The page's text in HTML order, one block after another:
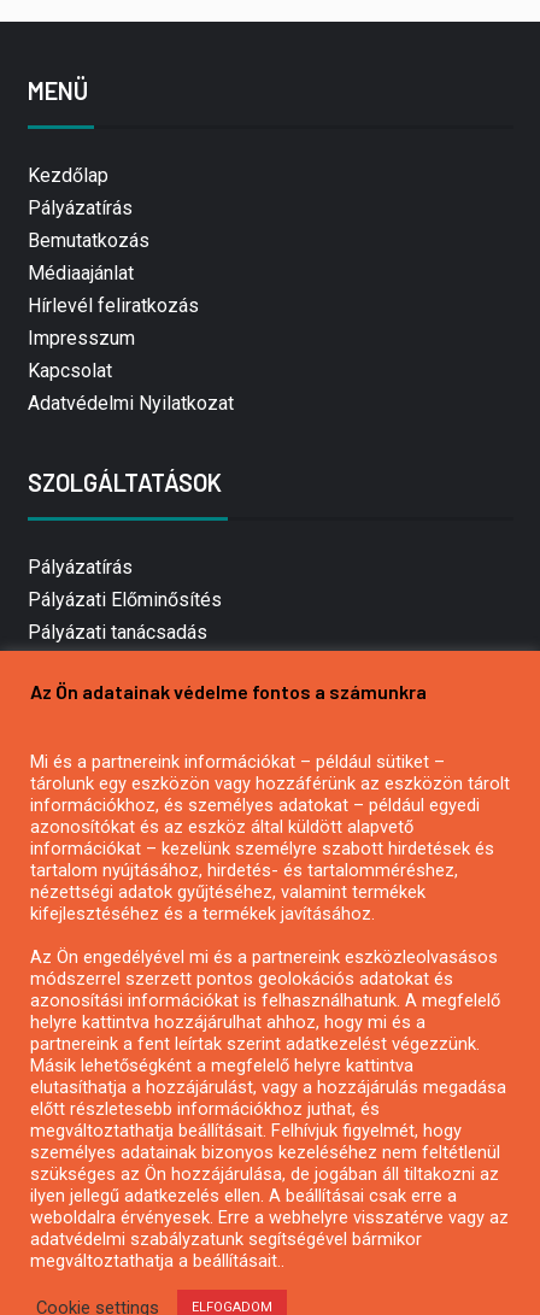
MENÜ
Kezdőlap
Pályázatírás
Bemutatkozás
Médiaajánlat
Hírlevél feliratkozás
Impresszum
Kapcsolat
Adatvédelmi Nyilatkozat
SZOLGÁLTATÁSOK
Pályázatírás
Pályázati Előminősítés
Pályázati tanácsadás
Mezőgazdasági pályázatírás
Pályázatírás civil szervezeteknek
Pályázatírás önkormányzatoknak
Pályázatfigyelés
Specifikus pályázatfigyelés vagy hírlevél
Pályázatok magánszemélyeknek
Pályázatok civil szervezeteknek
Pályázatok vállalkozásoknak
Önkormányzati pályázatok
Mezőgazdasági pályázatok
Falusi turizmus pályázatok
Napelem pályázatok
GINOP pályázatok
Az Ön adatainak védelme fontos a számunkra
Mi és a partnereink információkat – például sütiket –
tárolunk egy eszközön vagy hozzáférünk az eszközön tárolt
információkhoz, és személyes adatokat – például egyedi
azonosítókat és az eszköz által küldött alapvető
információkat – kezelünk személyre szabott hirdetések és
tartalom nyújtásához, hirdetés- és tartalomméréshez,
nézettségi adatok gyűjtéséhez, valamint termékek
kifejlesztéséhez és a termékek javításához.
Az Ön engedélyével mi és a partnereink eszközleolvasásos
módszerrel szerzett pontos geolokációs adatokat és
azonosítási információkat is felhasználhatunk. A megfelelő
helyre kattintva hozzájárulhat ahhoz, hogy mi és a
partnereink a fent leírtak szerint adatkezelést végezzünk.
Másik lehetőségként a megfelelő helyre kattintva
elutasíthatja a hozzájárulást, vagy a hozzájárulás megadása
előtt részletesebb információkhoz juthat, és
megváltoztathatja beállításait. Felhívjuk figyelmét, hogy
személyes adatainak bizonyos kezeléséhez nem feltétlenül
szükséges az Ön hozzájárulása, de jogában áll tiltakozni az
ilyen jellegű adatkezelés ellen. A beállításai csak erre a
weboldalra érvényesek. Erre a webhelyre visszatérve vagy az
adatvédelmi szabályzatunk segítségével bármikor
megváltoztathatja a beállításait..
Cookie settings ELFOGADOM